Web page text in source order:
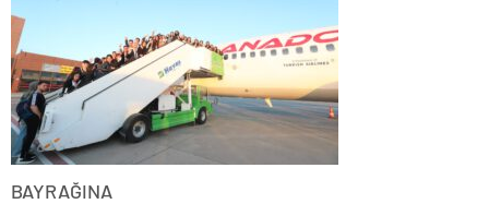
BAYRAĞINA